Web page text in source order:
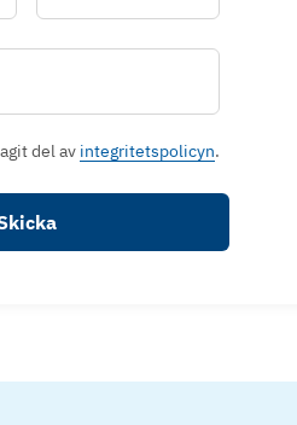
del av integritetspolicyn.